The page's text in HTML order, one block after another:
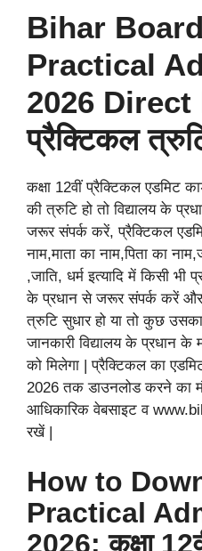
Bihar
Practical
2026 Direct
प्रैक्टिकल
कक्षा 12वीं प्रैक्टिकल एडमिट
की त्रुटि हो तो विद्यालय के
जरूर संपर्क करें, प्रैक्टिकल
नाम,माता का नाम,पिता का
,जाति, धर्म इत्यादि में किसी भी
के प्रधान से जरूर संपर्क करें
त्रुटि सुधार हो या तो कुछ उसका
जानकारी विद्यालय के प्रधान
को मिलेगा | प्रैक्टिकल का
2026 तक डाउनलोड करने का
आधिकारिक वेबसाइट व
रखें |
How to
Practical
2026: कक्षा